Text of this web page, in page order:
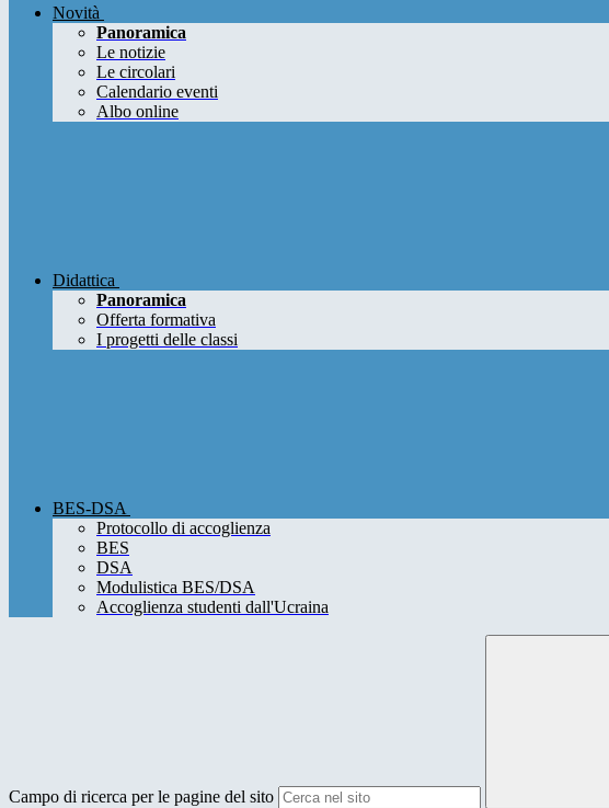
Novità
Panoramica
Le notizie
Le circolari
Calendario eventi
Albo online
Didattica
Panoramica
Offerta formativa
I progetti delle classi
BES-DSA
Protocollo di accoglienza
BES
DSA
Modulistica BES/DSA
Accoglienza studenti dall'Ucraina
Campo di ricerca per le pagine del sito